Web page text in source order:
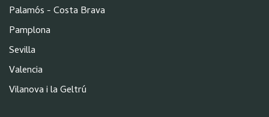
Palamós - Costa Brava
Pamplona
Sevilla
Valencia
Vilanova i la Geltrú